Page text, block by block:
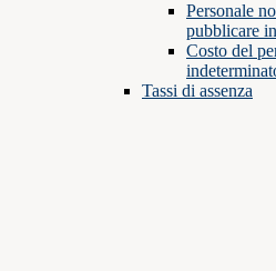
Personale
pubblicare
Costo del
Tassi di assenza